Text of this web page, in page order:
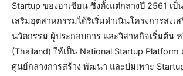
Startup ของอาเซียน ซึ่งตั้งแต่กลางปี 2561 เป็
เสริมอุตสาหกรรมได้ริเริ่มดำเนินโครงการส่ง
นวัตกรรม ผู้ประกอบการ และวิสาหกิจเริ่มต้น
(Thailand) ให้เป็น National Startup
ศูนย์กลางการสร้าง พัฒนา และบ่มเพาะ